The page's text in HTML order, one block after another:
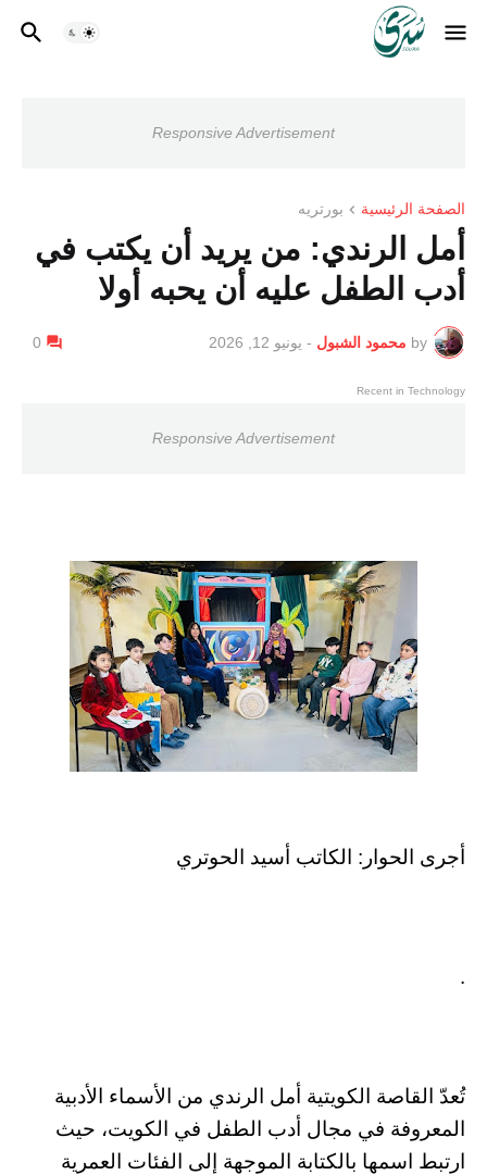
Responsive Advertisement
الصفحة الرئيسية بورتريه
أمل الرندي: من يريد أن يكتب في
أدب الطفل عليه أن يحبه أولا
by محمود الشبول - يونيو 12, 2026 0
Recent in Technology
Responsive Advertisement
أجرى الحوار: الكاتب أسيد الحوتري
.
تُعدّ القاصة الكويتية أمل الرندي من الأسماء الأدبية
المعروفة في مجال أدب الطفل في الكويت، حيث
ارتبط اسمها بالكتابة الموجهة إلى الفئات العمرية